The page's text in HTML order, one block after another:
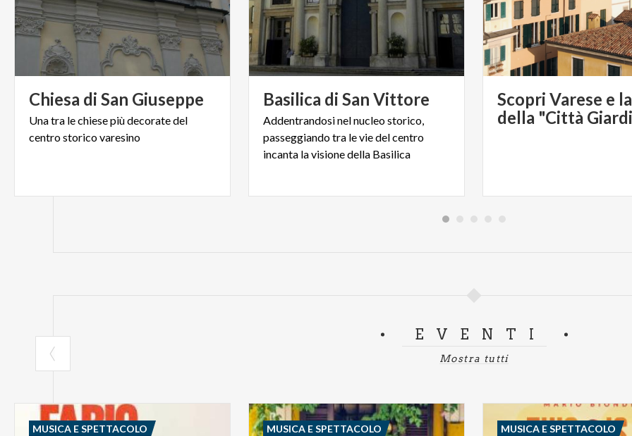
Chiesa di San Giuseppe
Unatra lechiesepiùdecoratedel
centrostoricovaresino
Basilica di San Vittore
Addentrandosi nel nucleo storico,
passeggiando tra le vie del centro
incanta la visione della Basilica
Scopri Varese e
della "Città
EVENTI
Mostra tutti
MUSICA E SPETTACOLO MUSICA E SPETTACOLO MUSICA E SPETTACOLO